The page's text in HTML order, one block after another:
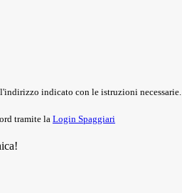
indicato con le istruzioni necessarie.
tramite la Login Spaggiari